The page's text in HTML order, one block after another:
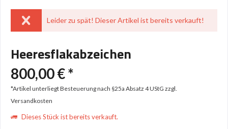
Leider zu spät! Dieser Artikel ist bereits verkauft!
Heeresflakabzeichen
800,00 € *
*Artikel unterliegt Besteuerung nach §25a Absatz 4 UStG zzgl.
Versandkosten
Dieses Stück ist bereits verkauft.